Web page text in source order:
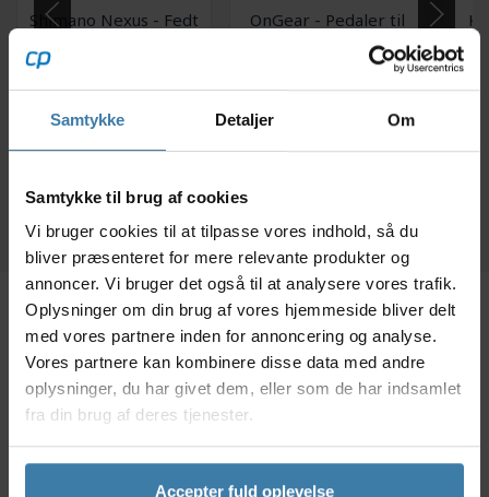
Samtykke Detaljer Om
Samtykke til brug af cookies
Vi bruger cookies til at tilpasse vores indhold, så du
bliver præsenteret for mere relevante produkter og
annoncer. Vi bruger det også til at analysere vores trafik.
Oplysninger om din brug af vores hjemmeside bliver delt
med vores partnere inden for annoncering og analyse.
Vores partnere kan kombinere disse data med andre
oplysninger, du har givet dem, eller som de har indsamlet
fra din brug af deres tjenester.
Accepter fuld oplevelse
Shimano Nexus - Fedt
Rullebremser - 100
gram
OnGear - Pedaler til
City Bike og Touring
Beskrivelse Specifikationer Dokumenter
Shimano Nexus BL-C6000 venstre bremsegreb til
aluminium og har returfjeder i bremsegrebet og